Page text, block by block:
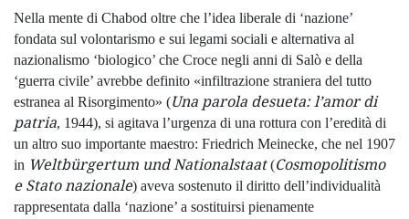
Nella mente di Chabod oltre che l’idea liberale di ‘nazione’
fondata sul volontarismo e sui legami sociali e alternativa al
nazionalismo ‘biologico’ che Croce negli anni di Salò e della
‘guerra civile’ avrebbe definito «infiltrazione straniera del tutto
estranea al Risorgimento» (Una parola desueta: l’amor di
patria, 1944), si agitava l’urgenza di una rottura con l’eredità di
un altro suo importante maestro: Friedrich Meinecke, che nel 1907
in Weltbürgertum und Nationalstaat(Cosmopolitismo
e Stato nazionale) aveva sostenuto il diritto dell’individualità
rappresentata dalla ‘nazione’ a sostituirsi pienamente